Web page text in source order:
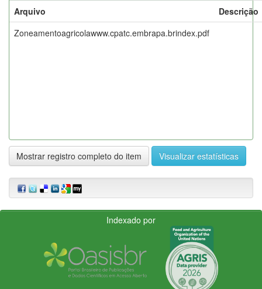
Arquivo
Descrição
Zoneamentoagricolawww.cpatc.embrapa.brindex.pdf
Mostrar registro completo do item Visualizar estatísticas
Indexado por